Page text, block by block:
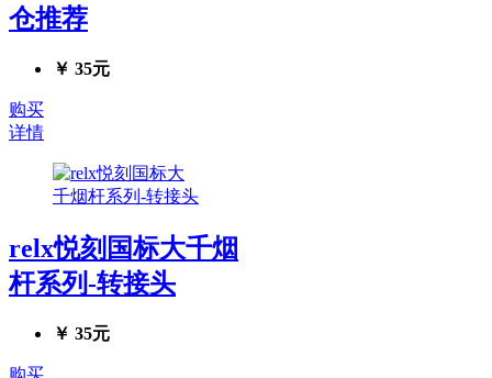
仓推荐
￥ 35元
购买
详情
relx悦刻国标大千烟
杆系列-转接头
￥ 35元
购买